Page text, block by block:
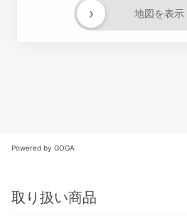
地図を表示
›
Powered by GOGA
取り扱い商品